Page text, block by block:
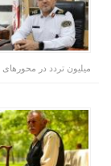
میلیون تردد در